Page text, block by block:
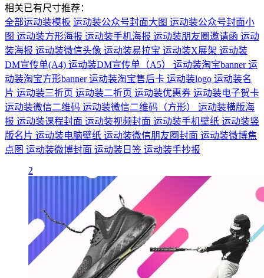
相关已有尺寸推荐：
全部运动装模板 运动装公众号封面大图 运动装公众号封面小
图 运动装方形海报 运动装手机海报 运动装朋友圈邀请函 运动
装海报 运动装微信头像 运动装易拉宝 运动装X展架 运动装
DM宣传单(A4) 运动装DM宣传单（A5） 运动装淘宝banner运
动装淘宝方形banner运动装淘宝售后卡 运动装logo 运动装名
片 运动装三折页 运动装二折页 运动装优惠券 运动装电子贺卡
运动装微信二维码 运动装微信二维码（方形） 运动装横版海
报 运动装课程封面 运动装视频封面 运动装手机壁纸 运动装竖
版名片 运动装电脑壁纸 运动装微信朋友圈封面 运动装微博焦
点图 运动装微博封面 运动装日签 运动装手抄报
2